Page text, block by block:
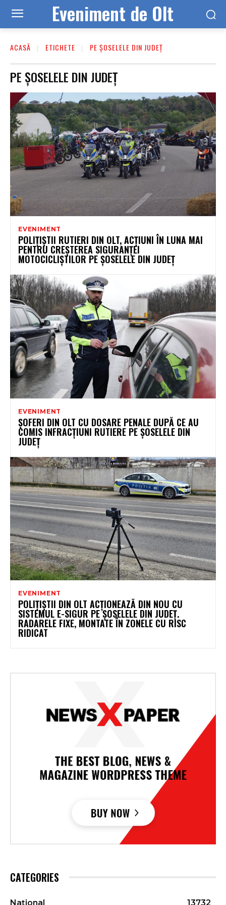
Eveniment de Olt
ACASĂ ETICHETE PE ȘOSELELE DIN JUDEȚ
PE ȘOSELELE DIN JUDEȚ
EVENIMENT
POLIȚIȘTII RUTIERI DIN OLT, ACȚIUNI ÎN LUNA MAI
PENTRU CREȘTEREA SIGURANȚEI
MOTOCICLIȘTILOR PE ȘOSELELE DIN JUDEȚ
EVENIMENT
ȘOFERI DIN OLT CU DOSARE PENALE DUPĂ CE AU
COMIS INFRACȚIUNI RUTIERE PE ȘOSELELE DIN
JUDEȚ
EVENIMENT
POLIȚIȘTII DIN OLT ACȚIONEAZĂ DIN NOU CU
SISTEMUL E-SIGUR PE ȘOSELELE DIN JUDEȚ.
RADARELE FIXE, MONTATE ÎN ZONELE CU RISC
RIDICAT
CATEGORIES
Național 13732